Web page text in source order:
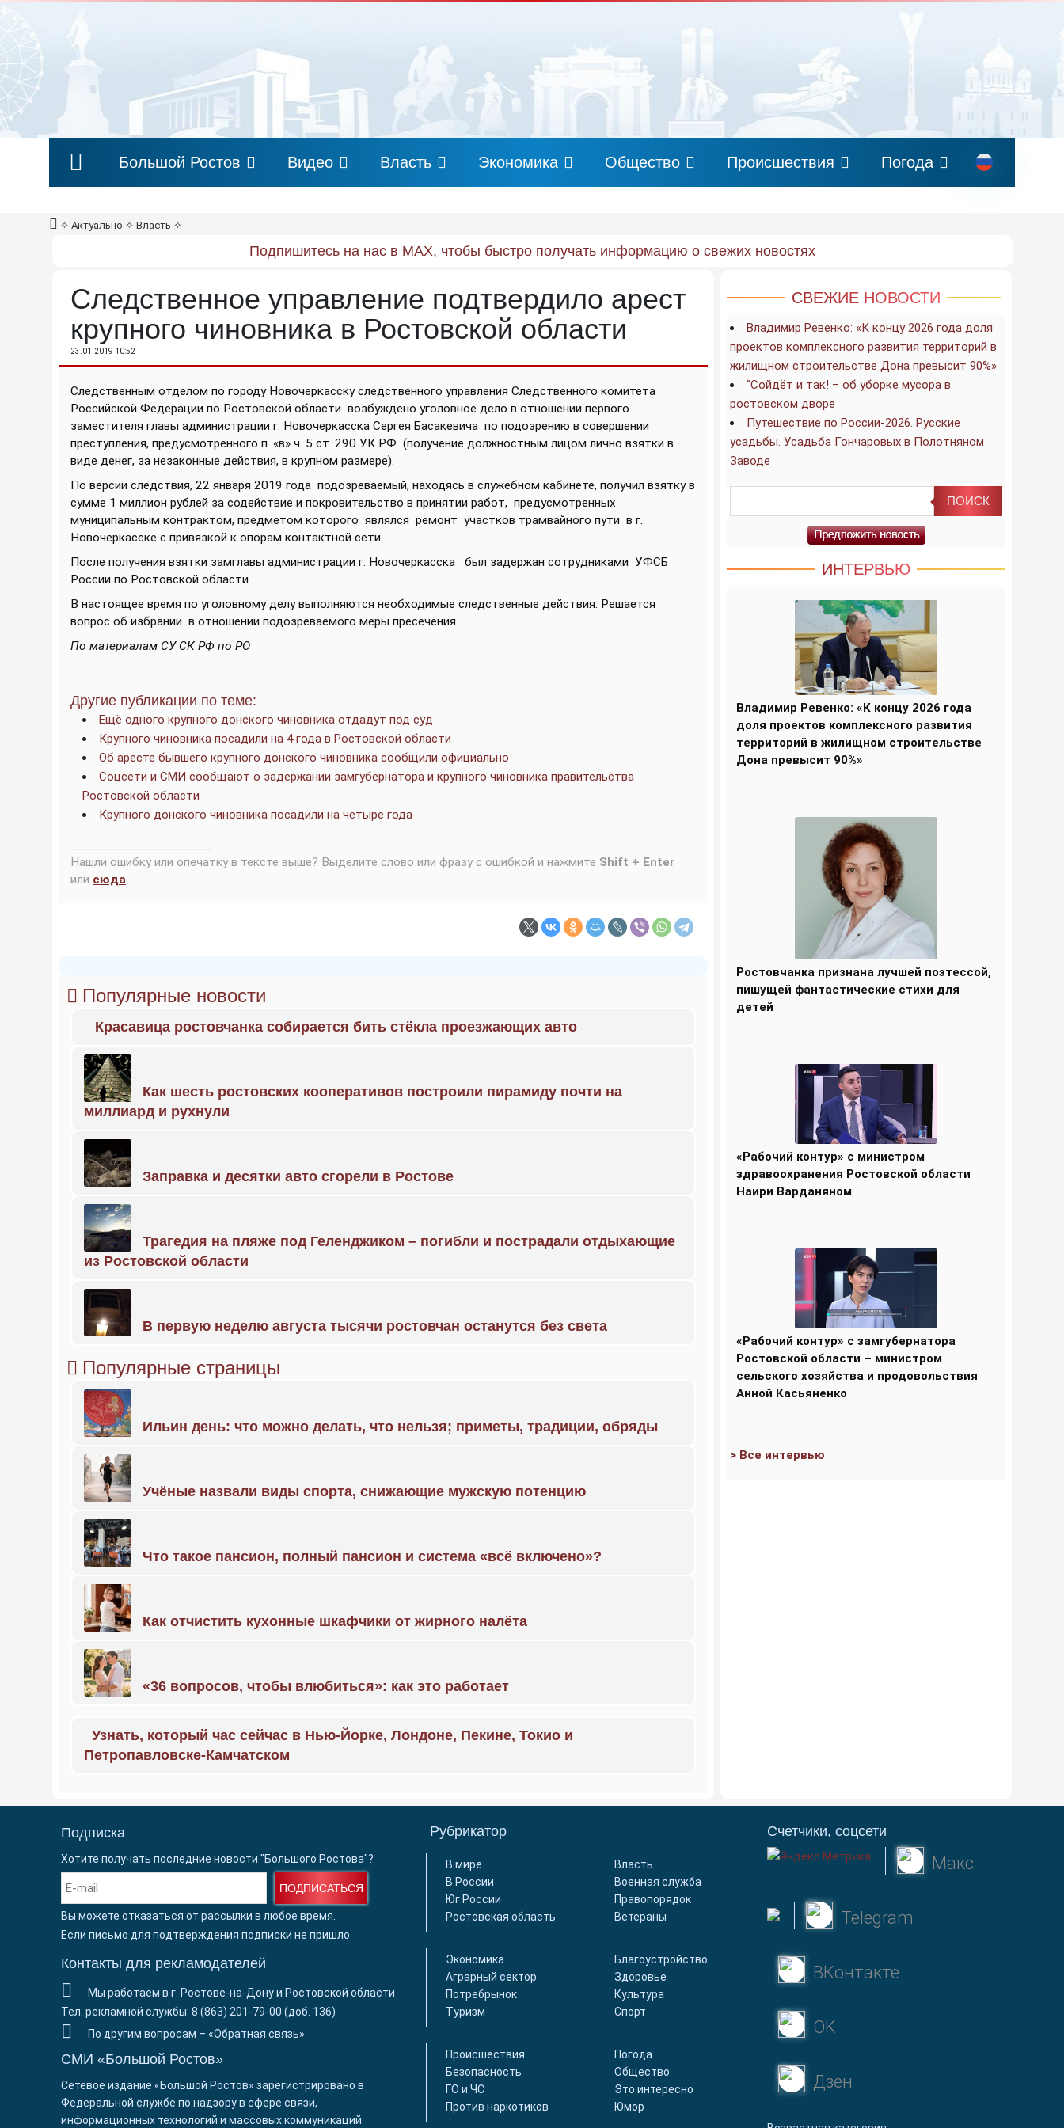
Большой Ростов Видео Власть Экономика Общество Происшествия Погода
✧ Актуально ✧ Власть ✧
Подпишитесь на нас в MAX, чтобы быстро получать информацию о свежих новостях
Следственное управление подтвердило арест
крупного чиновника в Ростовской области
23.01.2019 10:52
Следственным отделом по городу Новочеркасску следственного управления Следственного комитета
Российской Федерации по Ростовской области возбуждено уголовное дело в отношении первого
заместителя главы администрации г. Новочеркасска Сергея Басакевича по подозрению в совершении
преступления, предусмотренного п. «в» ч. 5 ст. 290 УК РФ (получение должностным лицом лично взятки в
виде денег, за незаконные действия, в крупном размере).
По версии следствия, 22 января 2019 года подозреваемый, находясь в служебном кабинете, получил взятку в
сумме 1 миллион рублей за содействие и покровительство в принятии работ, предусмотренных
муниципальным контрактом, предметом которого являлся ремонт участков трамвайного пути в г.
Новочеркасске с привязкой к опорам контактной сети.
После получения взятки замглавы администрации г. Новочеркасска был задержан сотрудниками УФСБ
России по Ростовской области.
В настоящее время по уголовному делу выполняются необходимые следственные действия. Решается
вопрос об избрании в отношении подозреваемого меры пресечения.
По материалам СУ СК РФ по РО
Другие публикации по теме:
Ещё одного крупного донского чиновника отдадут под суд
Крупного чиновника посадили на 4 года в Ростовской области
Об аресте бывшего крупного донского чиновника сообщили официально
Соцсети и СМИ сообщают о задержании замгубернатора и крупного чиновника правительства
Ростовской области
Крупного донского чиновника посадили на четыре года
Нашли ошибку или опечатку в тексте выше? Выделите слово или фразу с ошибкой и нажмите Shift + Enter
или сюда.
Популярные новости
Красавица ростовчанка собирается бить стёкла проезжающих авто
Как шесть ростовских кооперативов построили пирамиду почти на
миллиард и рухнули
Заправка и десятки авто сгорели в Ростове
Трагедия на пляже под Геленджиком – погибли и пострадали отдыхающие
из Ростовской области
В первую неделю августа тысячи ростовчан останутся без света
Популярные страницы
Ильин день: что можно делать, что нельзя; приметы, традиции, обряды
Учёные назвали виды спорта, снижающие мужскую потенцию
Что такое пансион, полный пансион и система «всё включено»?
Как отчистить кухонные шкафчики от жирного налёта
«36 вопросов, чтобы влюбиться»: как это работает
Узнать, который час сейчас в Нью-Йорке, Лондоне, Пекине, Токио и
Петропавловске-Камчатском
СВЕЖИЕ НОВОСТИ
Владимир Ревенко: «К концу 2026 года доля
проектов комплексного развития территорий в
жилищном строительстве Дона превысит 90%»
“Сойдёт и так! – об уборке мусора в
ростовском дворе
Путешествие по России-2026. Русские
усадьбы. Усадьба Гончаровых в Полотняном
Заводе
ИНТЕРВЬЮ
Владимир Ревенко: «К концу 2026 года
доля проектов комплексного развития
территорий в жилищном строительстве
Дона превысит 90%»
Ростовчанка признана лучшей поэтессой,
пишущей фантастические стихи для
детей
«Рабочий контур» с министром
здравоохранения Ростовской области
Наири Варданяном
«Рабочий контур» с замгубернатора
Ростовской области – министром
сельского хозяйства и продовольствия
Анной Касьяненко
> Все интервью
Подписка
Хотите получать последние новости "Большого Ростова"?
ПОДПИСАТЬСЯ
Вы можете отказаться от рассылки в любое время.
Если письмо для подтверждения подписки не пришло
Контакты для рекламодателей
Мы работаем в г. Ростове-на-Дону и Ростовской области
Тел. рекламной службы: 8 (863) 201-79-00 (доб. 136)
По другим вопросам – «Обратная связь»
СМИ «Большой Ростов»
Сетевое издание «Большой Ростов» зарегистрировано в
Федеральной службе по надзору в сфере связи,
информационных технологий и массовых коммуникаций.
Рубрикатор
В мире
В России
Юг России
Ростовская область
Власть
Военная служба
Правопорядок
Ветераны
Экономика
Аграрный сектор
Потребрынок
Туризм
Благоустройство
Здоровье
Культура
Спорт
Происшествия
Безопасность
ГО и ЧС
Против наркотиков
Погода
Общество
Это интересно
Юмор
Счетчики, соцсети
Макс
Telegram
ВКонтакте
OK
Дзен